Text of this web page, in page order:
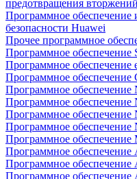
предотвращения
Программное обеспечение
безопасности Huawei
Прочее программное
Программное обеспечение
Программное обеспечение
Программное обеспечение
Программное обеспечение
Программное обеспечение
Программное обеспечение
Программное
Программное обеспечение
Программное обеспечение
Программное обеспечение
Программное обеспечение